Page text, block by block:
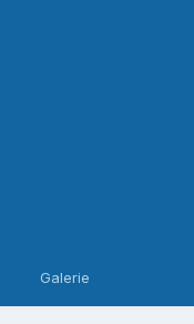
Galerie